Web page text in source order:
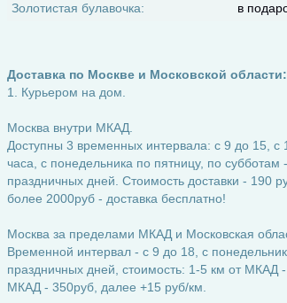
Золотистая булавочка:
в
Доставка по Москве и Московской области:
1. Курьером на дом.
Москва внутри МКАД.
Доступны 3 временных интервала: с 9 до 15, с
часа, с понедельника по пятницу, по субботам
праздничных дней. Стоимость доставки - 190
более 2000руб - доставка бесплатно!
Москва за пределами МКАД и Московская
Временной интервал - с 9 до 18, с
праздничных дней, стоимость: 1-5 км от МКАД
МКАД - 350руб, далее +15 руб/км.